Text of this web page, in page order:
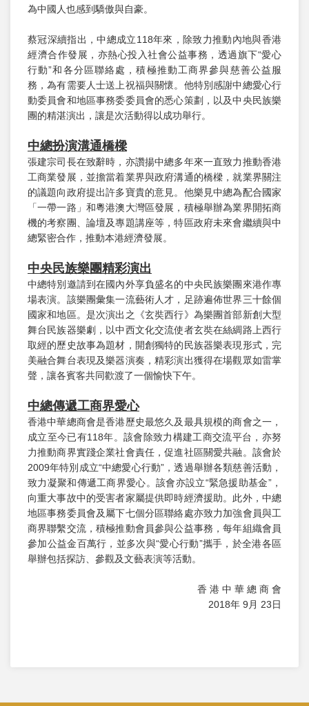
為中國人也感到驕傲與自豪。
蔡冠深續指出，中總成立118年來，除致力推動內地與香港
經濟合作發展，亦熱心投入社會公益事務，透過旗下“愛心
行動”和各分區聯絡處，積極推動工商界參與慈善公益服
務，為有需要人士送上祝福與關懷。他特別感謝中總愛心行
動委員會和地區事務委委員會的悉心策劃，以及中央民族樂
團的精湛演出，讓是次活動得以成功舉行。
中總扮演溝通橋樑
張建宗司長在致辭時，亦讚揚中總多年來一直致力推動香港
工商業發展，並擔當着業界與政府溝通的橋樑，就業界關注
的議題向政府提出許多寶貴的意見。他樂見中總為配合國家
「一帶一路」和粵港澳大灣區發展，積極舉辦為業界開拓商
機的考察團、論壇及專題講座等，特區政府未來會繼續與中
總緊密合作，推動本港經濟發展。
中央民族樂團精彩演出
中總特別邀請到在國內外享負盛名的中央民族樂團來港作專
場表演。該樂團彙集一流藝術人才，足跡遍佈世界三十餘個
國家和地區。是次演出之《玄奘西行》為樂團首部新創大型
舞台民族器樂劇，以中西文化交流使者玄奘在絲綢路上西行
取經的歷史故事為題材，開創獨特的民族器樂表現形式，完
美融合舞台表現及樂器演奏，精彩演出獲得在場觀眾如雷掌
聲，讓各賓客共同歡渡了一個愉快下午。
中總傳遞工商界愛心
香港中華總商會是香港歷史最悠久及最具規模的商會之一，
成立至今已有118年。該會除致力構建工商交流平台，亦努
力推動商界實踐企業社會責任，促進社區關愛共融。該會於
2009年特別成立“中總愛心行動”，透過舉辦各類慈善活動，
致力凝聚和傳遞工商界愛心。該會亦設立“緊急援助基金”，
向重大事故中的受害者家屬提供即時經濟援助。此外，中總
地區事務委員會及屬下七個分區聯絡處亦致力加強會員與工
商界聯繫交流，積極推動會員參與公益事務，每年組織會員
參加公益金百萬行，並多次與“愛心行動”攜手，於全港各區
舉辦包括探訪、參觀及文藝表演等活動。
香 港 中 華 總 商 會
2018年 9月 23日